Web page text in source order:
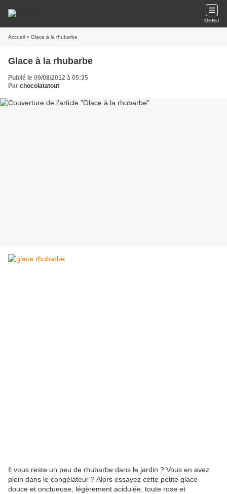
MENU
Accueil » Glace à la rhubarbe
Glace à la rhubarbe
Publié le 09/08/2012 à 05:35
Par chocolatatout
Il vous reste un peu de rhubarbe dans le jardin ? Vous en avez
plein dans le congélateur ? Alors essayez cette petite glace
douce et onctueuse, légèrement acidulée, toute rose et